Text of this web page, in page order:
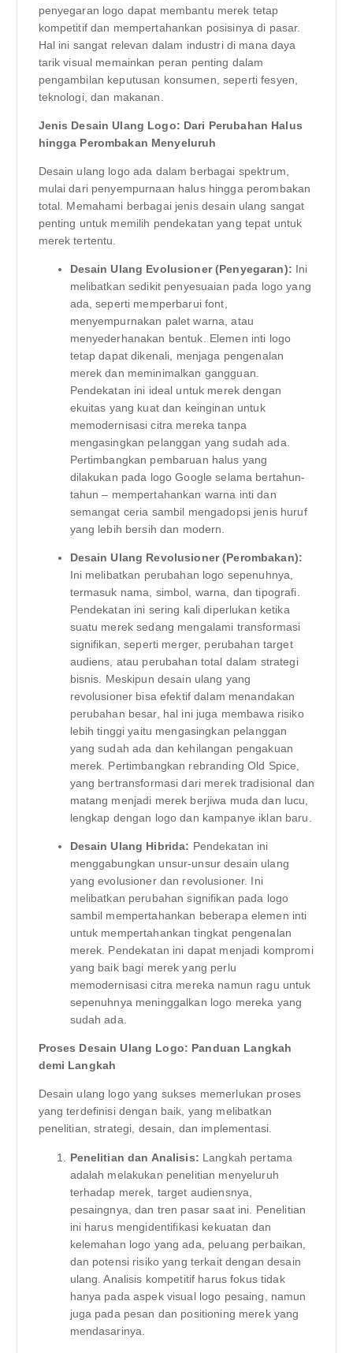
penyegaran logo dapat membantu merek tetap
kompetitif dan mempertahankan posisinya di pasar.
Hal ini sangat relevan dalam industri di mana daya
tarik visual memainkan peran penting dalam
pengambilan keputusan konsumen, seperti fesyen,
teknologi, dan makanan.
Jenis Desain Ulang Logo: Dari Perubahan Halus
hingga Perombakan Menyeluruh
Desain ulang logo ada dalam berbagai spektrum,
mulai dari penyempurnaan halus hingga perombakan
total. Memahami berbagai jenis desain ulang sangat
penting untuk memilih pendekatan yang tepat untuk
merek tertentu.
Desain Ulang Evolusioner (Penyegaran): Ini
melibatkan sedikit penyesuaian pada logo yang
ada, seperti memperbarui font,
menyempurnakan palet warna, atau
menyederhanakan bentuk. Elemen inti logo
tetap dapat dikenali, menjaga pengenalan
merek dan meminimalkan gangguan.
Pendekatan ini ideal untuk merek dengan
ekuitas yang kuat dan keinginan untuk
memodernisasi citra mereka tanpa
mengasingkan pelanggan yang sudah ada.
Pertimbangkan pembaruan halus yang
dilakukan pada logo Google selama bertahun-
tahun – mempertahankan warna inti dan
semangat ceria sambil mengadopsi jenis huruf
yang lebih bersih dan modern.
Desain Ulang Revolusioner (Perombakan):
Ini melibatkan perubahan logo sepenuhnya,
termasuk nama, simbol, warna, dan tipografi.
Pendekatan ini sering kali diperlukan ketika
suatu merek sedang mengalami transformasi
signifikan, seperti merger, perubahan target
audiens, atau perubahan total dalam strategi
bisnis. Meskipun desain ulang yang
revolusioner bisa efektif dalam menandakan
perubahan besar, hal ini juga membawa risiko
lebih tinggi yaitu mengasingkan pelanggan
yang sudah ada dan kehilangan pengakuan
merek. Pertimbangkan rebranding Old Spice,
yang bertransformasi dari merek tradisional dan
matang menjadi merek berjiwa muda dan lucu,
lengkap dengan logo dan kampanye iklan baru.
Desain Ulang Hibrida: Pendekatan ini
menggabungkan unsur-unsur desain ulang
yang evolusioner dan revolusioner. Ini
melibatkan perubahan signifikan pada logo
sambil mempertahankan beberapa elemen inti
untuk mempertahankan tingkat pengenalan
merek. Pendekatan ini dapat menjadi kompromi
yang baik bagi merek yang perlu
memodernisasi citra mereka namun ragu untuk
sepenuhnya meninggalkan logo mereka yang
sudah ada.
Proses Desain Ulang Logo: Panduan Langkah
demi Langkah
Desain ulang logo yang sukses memerlukan proses
yang terdefinisi dengan baik, yang melibatkan
penelitian, strategi, desain, dan implementasi.
Penelitian dan Analisis: Langkah pertama
adalah melakukan penelitian menyeluruh
terhadap merek, target audiensnya,
pesaingnya, dan tren pasar saat ini. Penelitian
ini harus mengidentifikasi kekuatan dan
kelemahan logo yang ada, peluang perbaikan,
dan potensi risiko yang terkait dengan desain
ulang. Analisis kompetitif harus fokus tidak
hanya pada aspek visual logo pesaing, namun
juga pada pesan dan positioning merek yang
mendasarinya.